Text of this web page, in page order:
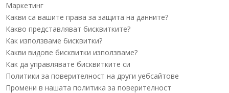
Маркетинг
Какви са вашите права за защита на данните?
Какво представляват бисквитките?
Как използваме бисквитки?
Какви видове бисквитки използваме?
Как да управлявате бисквитките си
Политики за поверителност на други уебсайтове
Промени в нашата политика за поверителност